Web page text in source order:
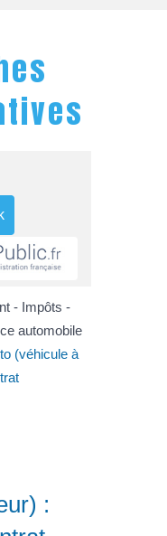
- Impôts -
automobile
(véhicule à
: